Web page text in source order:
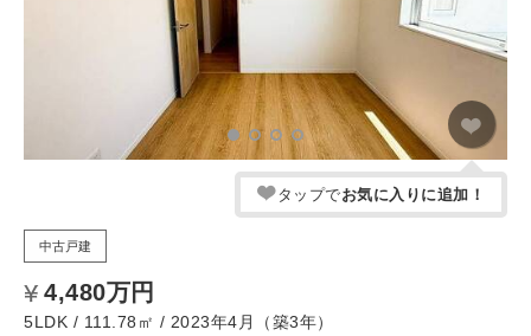
タップでお気に入りに追加！
中古戸建
4,480万円
5LDK / 111.78㎡ / 2023年4月（築3年）